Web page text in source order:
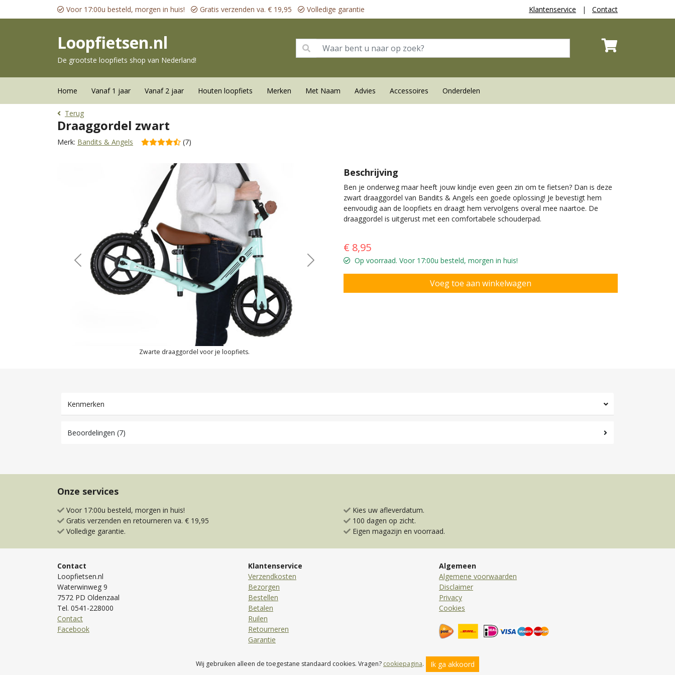
Voor 17:00u besteld, morgen in huis! Gratis verzenden va. € 19,95 Volledige garantie Klantenservice | Contact
Loopfietsen.nl
De grootste loopfiets shop van Nederland!
Home Vanaf 1 jaar Vanaf 2 jaar Houten loopfiets Merken Met Naam Advies Accessoires Onderdelen
Terug
Draaggordel zwart
Merk: Bandits & Angels (7)
Zwarte draaggordel voor je loopfiets.
Previous Next
Beschrijving
Ben je onderweg maar heeft jouw kindje even geen zin om te fietsen? Dan is deze
zwart draaggordel van Bandits & Angels een goede oplossing! Je bevestigt hem
eenvoudig aan de loopfiets en draagt hem vervolgens overal mee naartoe. De
draaggordel is uitgerust met een comfortabele schouderpad.
€ 8,95
Op voorraad. Voor 17:00u besteld, morgen in huis!
Kenmerken
Beoordelingen (7)
Onze services
Voor 17:00u besteld, morgen in huis!
Gratis verzenden en retourneren va. € 19,95
Volledige garantie.
Kies uw afleverdatum.
100 dagen op zicht.
Eigen magazijn en voorraad.
Contact
Loopfietsen.nl
Waterwinweg 9
7572 PD Oldenzaal
Tel. 0541-228000
Contact
Facebook
Klantenservice
Verzendkosten
Bezorgen
Bestellen
Betalen
Ruilen
Retourneren
Garantie
Algemeen
Algemene voorwaarden
Disclaimer
Privacy
Cookies
© 2026 Loopfietsen.nl Toyfan BV
Wij gebruiken alleen de toegestane standaard cookies. Vragen? cookiepagina. Ik ga akkoord